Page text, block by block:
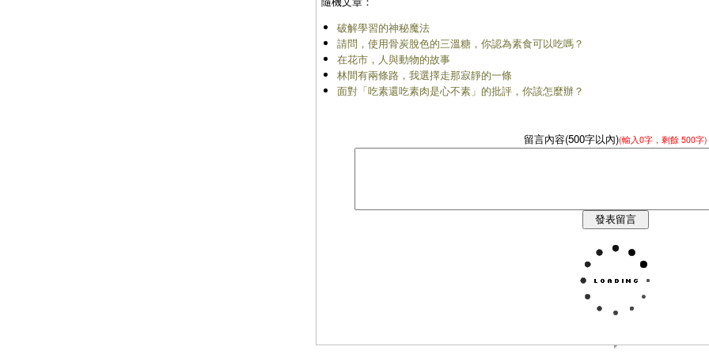
破解學習的神秘魔法
請問，使用骨炭脫色的三溫糖，你認為素食可以吃嗎？
在花市，人與動物的故事
林間有兩條路，我選擇走那寂靜的一條
面對「吃素還吃素肉是心不素」的批評，你該怎麼辦？
留言內容(500字以內)(輸入0字，剩餘 500字)